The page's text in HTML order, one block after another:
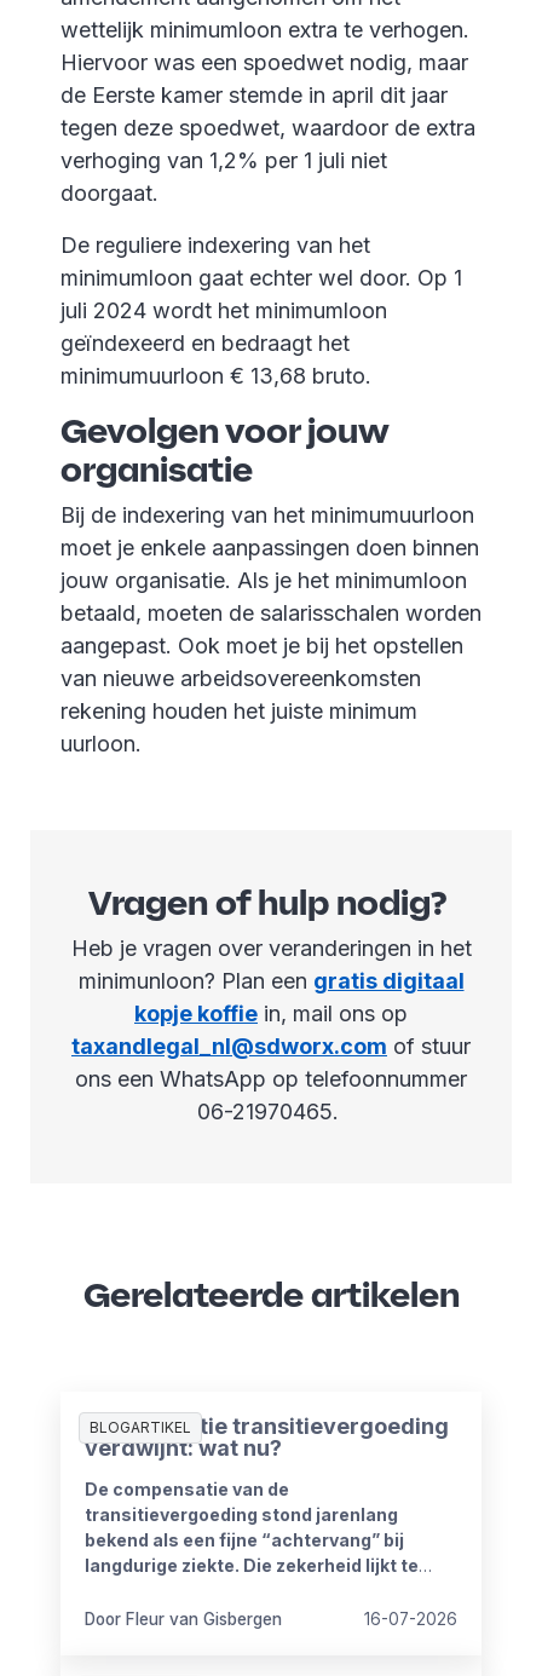
wettelijk minimumloon extra te verhogen.
Hiervoor was een spoedwet nodig, maar
de Eerste kamer stemde in april dit jaar
tegen deze spoedwet, waardoor de extra
verhoging van 1,2% per 1 juli niet
doorgaat.
De reguliere indexering van het
minimumloon gaat echter wel door. Op 1
juli 2024 wordt het minimumloon
geïndexeerd en bedraagt het
minimumuurloon € 13,68 bruto.
Gevolgen voor jouw
organisatie
Bij de indexering van het minimumuurloon
moet je enkele aanpassingen doen binnen
jouw organisatie. Als je het minimumloon
betaald, moeten de salarisschalen worden
aangepast. Ook moet je bij het opstellen
van nieuwe arbeidsovereenkomsten
rekening houden het juiste minimum
uurloon.
Vragen of hulp nodig?
Heb je vragen over veranderingen in het
minimunloon? Plan een gratis digitaal
kopje koffie in, mail ons op
taxandlegal_nl@sdworx.com of stuur
ons een WhatsApp op telefoonnummer
06-21970465.
Gerelateerde artikelen
BLOGARTIKEL
Compensatie transitievergoeding
verdwijnt: wat nu?
De compensatie van de
transitievergoeding stond jarenlang
bekend als een fijne “achtervang” bij
langdurige ziekte. Die zekerheid lijkt te
kabinet heeft plannen om de
Door Fleur van Gisbergen 16-07-2026